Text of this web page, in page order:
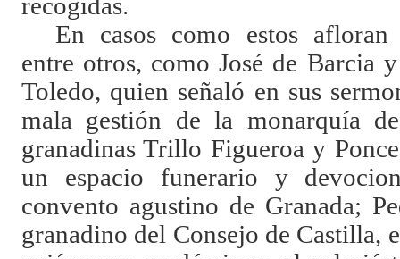
En casos como estos afloran
entre otros, como José de Barcia
Toledo, quien señaló en sus
mala gestión de la monarquía
granadinas Trillo Figueroa y
un espacio funerario y
convento agustino de Granada;
granadino del Consejo de Castilla,